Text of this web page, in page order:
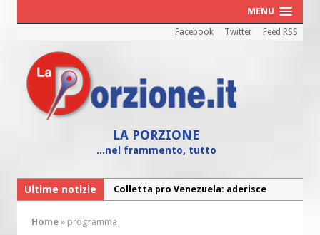
MENU
Facebook Twitter Feed RSS
LA PORZIONE
...nel frammento, tutto
Ultime notizie
Fine vita: la Chiesa Cattolica inglese si
Torna la festa della Madonnina a
Home » programma